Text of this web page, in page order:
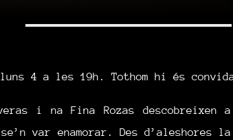
4 a les 19h. Tothom hi és
i na Fina Rozas
var enamorar. Des d’aleshores